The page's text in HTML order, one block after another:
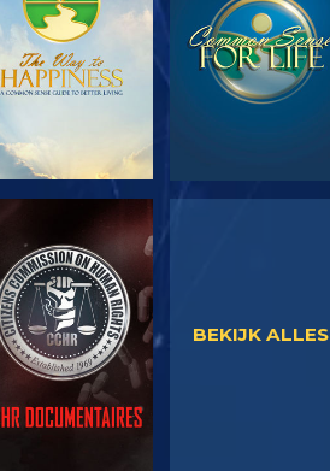
KIJK
BEKIJK ALLES